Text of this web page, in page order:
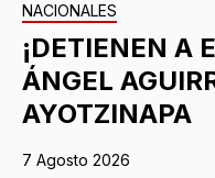
NACIONALES
¡DETIENEN A
ÁNGEL
AYOTZINAPA
7 Agosto 2026